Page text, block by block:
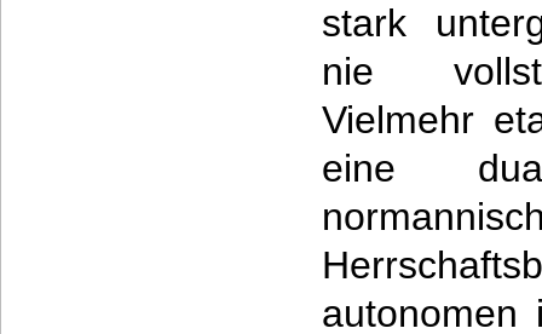
stark
nie
Vielmehr
eine
autonomen